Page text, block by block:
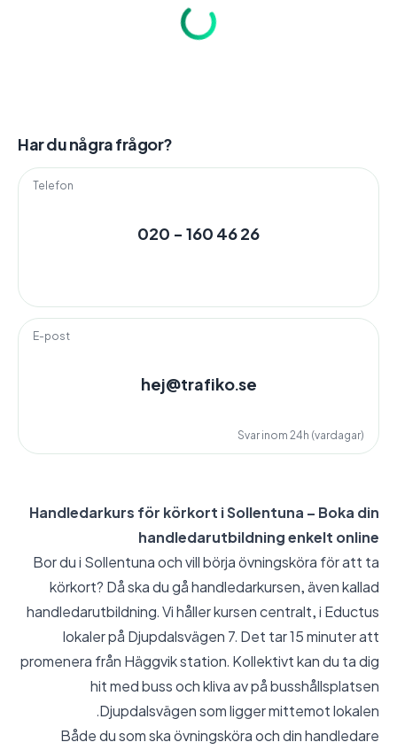
Har du några frågor?
Telefon
020 - 160 46 26
E-post
hej@trafiko.se
Svar inom 24h (vardagar)
Handledarkurs för körkort i Sollentuna – Boka din
handledarutbildning enkelt online
Bor du i Sollentuna och vill börja övningsköra för att ta
körkort? Då ska du gå handledarkursen, även kallad
handledarutbildning. Vi håller kursen centralt, i Eductus
lokaler på Djupdalsvägen 7. Det tar 15 minuter att
promenera från Häggvik station. Kollektivt kan du ta dig
hit med buss och kliva av på busshållsplatsen
Djupdalsvägen som ligger mittemot lokalen.
Både du som ska övningsköra och din handledare